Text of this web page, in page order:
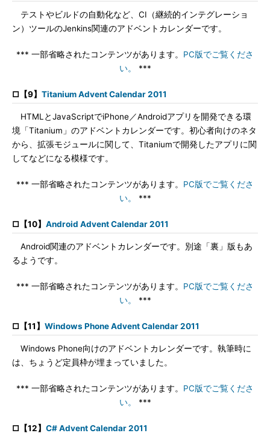
テストやビルドの自動化など、CI（継続的インテグレーショ
ン）ツールのJenkins関連のアドベントカレンダーです。
*** 一部省略されたコンテンツがあります。 PC版でご覧くださ
い。
***
□【9】 Titanium Advent Calendar 2011
HTMLとJavaScriptでiPhone／Androidアプリを開発できる環
境「Titanium」のアドベントカレンダーです。初心者向けのネタ
から、拡張モジュールに関して、Titaniumで開発したアプリに関
してなどになる模様です。
*** 一部省略されたコンテンツがあります。 PC版でご覧くださ
い。
***
□【10】 Android Advent Calendar 2011
Android関連のアドベントカレンダーです。別途「裏」版もあ
るようです。
*** 一部省略されたコンテンツがあります。 PC版でご覧くださ
い。
***
□【11】 Windows Phone Advent Calendar 2011
Windows Phone向けのアドベントカレンダーです。執筆時に
は、ちょうど定員枠が埋まっていました。
*** 一部省略されたコンテンツがあります。 PC版でご覧くださ
い。
***
□【12】 C# Advent Calendar 2011